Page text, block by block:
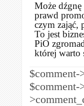
Może
prawd
czym zająć,
To jest
PiO
której warto